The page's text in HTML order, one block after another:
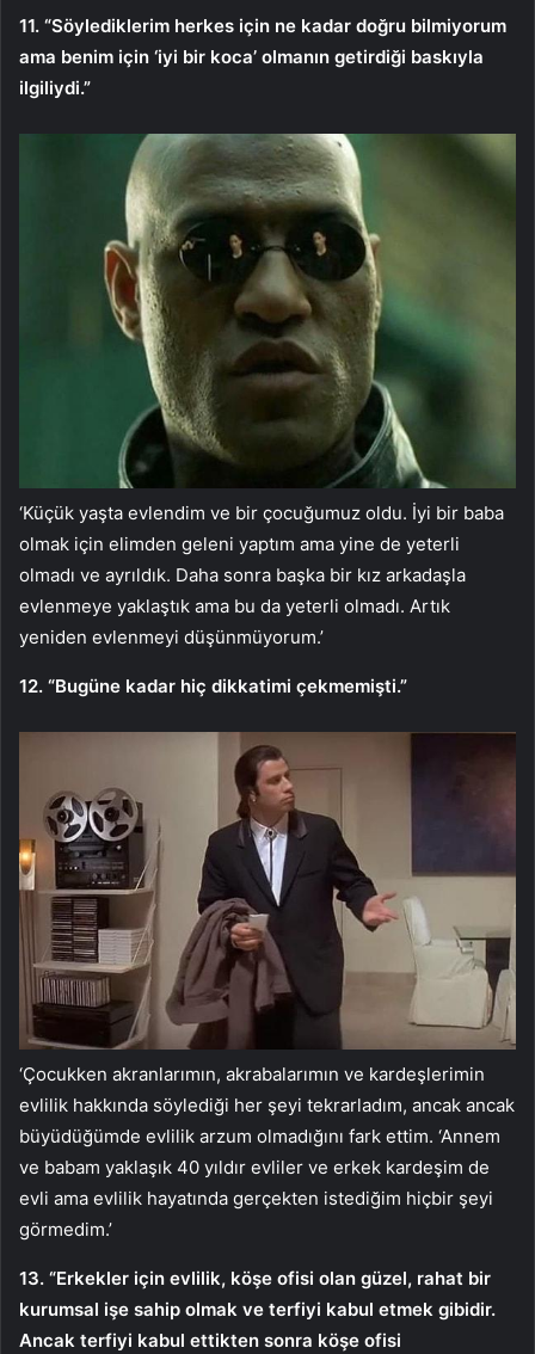
11. “Söylediklerim herkes için ne kadar doğru bilmiyorum
ama benim için ‘iyi bir koca’ olmanın getirdiği baskıyla
ilgiliydi.”
‘Küçük yaşta evlendim ve bir çocuğumuz oldu. İyi bir baba
olmak için elimden geleni yaptım ama yine de yeterli
olmadı ve ayrıldık. Daha sonra başka bir kız arkadaşla
evlenmeye yaklaştık ama bu da yeterli olmadı. Artık
yeniden evlenmeyi düşünmüyorum.’
12. “Bugüne kadar hiç dikkatimi çekmemişti.”
‘Çocukken akranlarımın, akrabalarımın ve kardeşlerimin
evlilik hakkında söylediği her şeyi tekrarladım, ancak ancak
büyüdüğümde evlilik arzum olmadığını fark ettim. ‘Annem
ve babam yaklaşık 40 yıldır evliler ve erkek kardeşim de
evli ama evlilik hayatında gerçekten istediğim hiçbir şeyi
görmedim.’
13. “Erkekler için evlilik, köşe ofisi olan güzel, rahat bir
kurumsal işe sahip olmak ve terfiyi kabul etmek gibidir.
Ancak terfiyi kabul ettikten sonra köşe ofisi